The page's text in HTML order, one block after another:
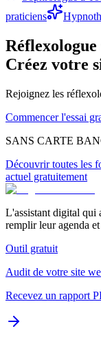
praticiens
Réflexologue
Créez votre
Rejoignez les
Commencer l'essai
SANS CARTE
Découvrir toutes les
actuel gratuitement
L'assistant digital qui
remplir leur agenda
Outil gratuit
Audit de votre site
Recevez un rapport